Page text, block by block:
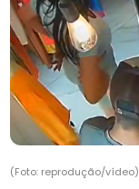
(Foto: reprodução/vídeo)